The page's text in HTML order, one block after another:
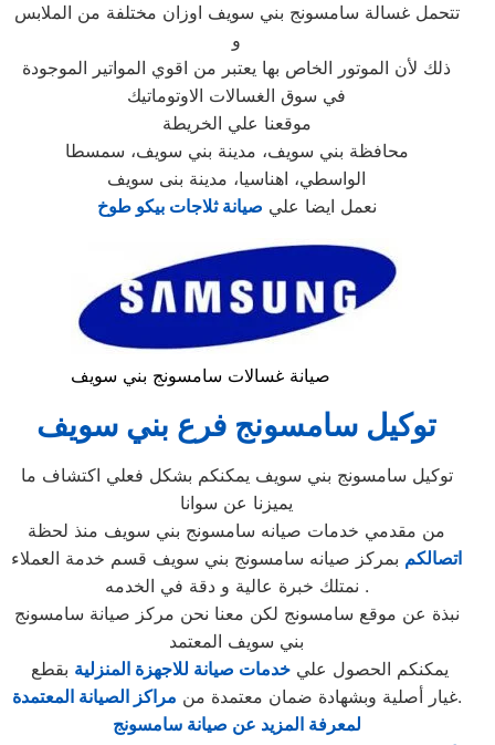
تتحمل غسالة سامسونج بني سويف اوزان مختلفة من الملابس
و
ذلك لأن الموتور الخاص بها يعتبر من اقوي المواتير الموجودة
في سوق الغسالات الاوتوماتيك
موقعنا علي الخريطة
محافظة بني سويف، مدينة بني سويف، سمسطا
الواسطي، اهناسيا، مدينة بنى سويف
نعمل ايضا علي صيانة ثلاجات بيكو طوخ
صيانة غسالات سامسونج بني سويف
توكيل سامسونج فرع بني سويف
توكيل سامسونج بني سويف يمكنكم بشكل فعلي اكتشاف ما
يميزنا عن سوانا
من مقدمي خدمات صيانه سامسونج بني سويف منذ لحظة
اتصالكم بمركز صيانه سامسونج بني سويف قسم خدمة العملاء
. نمتلك خبرة عالية و دقة في الخدمه
نبذة عن موقع سامسونج لكن معنا نحن مركز صيانة سامسونج
بني سويف المعتمد
يمكنكم الحصول عليخدمات صيانة للاجهزة المنزلية بقطع
غيار أصلية وبشهادة ضمان معتمدة من مراكز الصيانة المعتمدة
.
لمعرفة المزيد عن صيانة سامسونج